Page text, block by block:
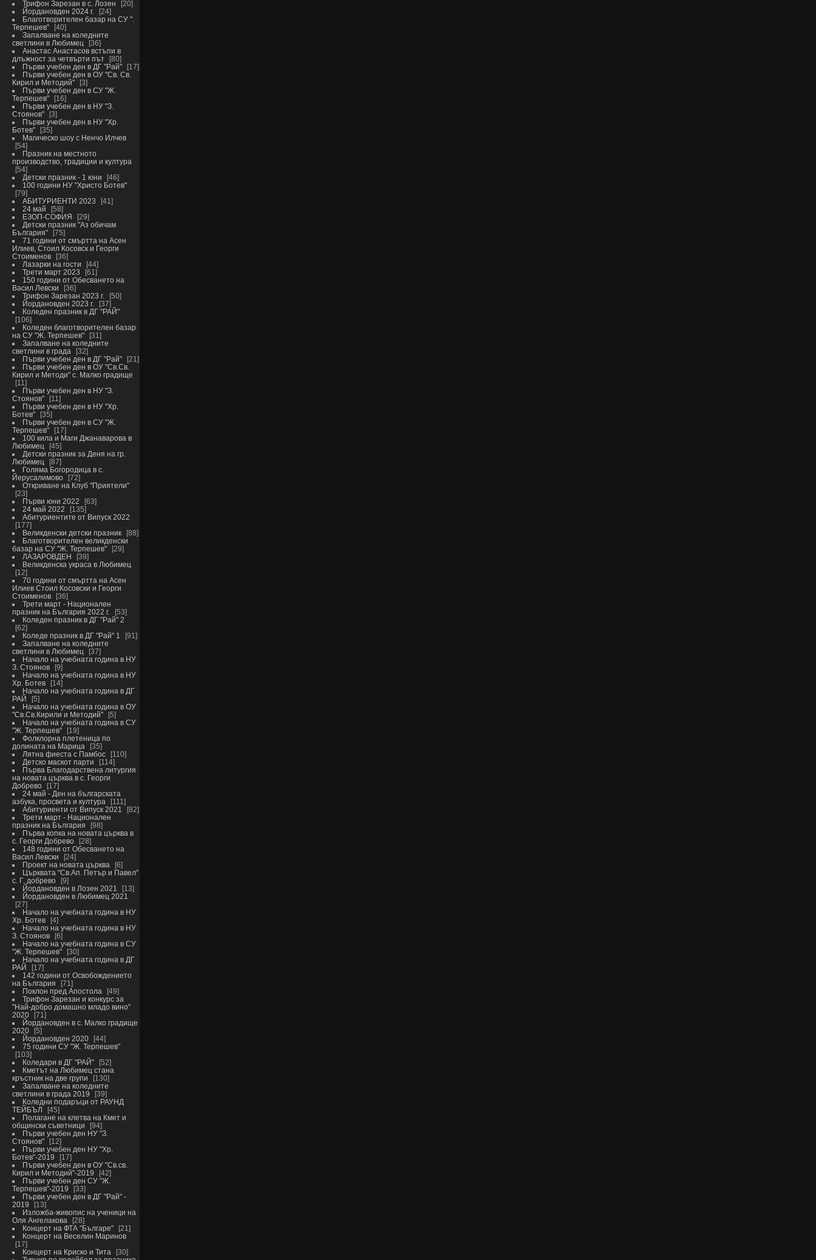
Трифон Зарезан в с. Лозен
20
Йордановден 2024 г.
24
Благотворителен базар на СУ ".
Терпешев"
40
Запалване на коледните
светлини в Любимец
36
Анастас Анастасов встъпи в
длъжност за четвърти път
80
Първи учебен ден в ДГ "Рай"
17
Първи учебен ден в ОУ "Св. Св.
Кирил и Методий"
3
Първи учебен ден в СУ "Ж.
Терпешев"
16
Първи учебен ден в НУ "З.
Стоянов"
3
Първи учебен ден в НУ "Хр.
Ботев"
35
Магическо шоу с Ненчо Илчев
54
Празник на местното
производство, традиции и култура
54
Детски празник - 1 юни
46
100 години НУ "Христо Ботев"
79
АБИТУРИЕНТИ 2023
41
24 май
58
ЕЗОП-СОФИЯ
29
Детски празник "Аз обичам
България"
75
71 години от смъртта на Асен
Илиев, Стоил Косовск и Георги
Стоименов
36
Лазарки на гости
44
Трети март 2023
61
150 години от Обесването на
Васил Левски
36
Трифон Зарезан 2023 г.
50
Йордановден 2023 г.
37
Коледен празник в ДГ "РАЙ"
106
Коледен благотворителен базар
на СУ "Ж. Терпешев"
31
Запалване на коледните
светлини в града
32
Първи учебен ден в ДГ "Рай"
21
Първи учебен ден в ОУ "Св.Св.
Кирил и Методи" с. Малко градище
11
Първи учебен ден в НУ "З.
Стоянов"
11
Първи учебен ден в НУ "Хр.
Ботев"
35
Първи учебен ден в СУ "Ж.
Терпешев"
17
100 кила и Маги Джанаварова в
Любимец
45
Детски празник за Деня на гр.
Любимец
87
Голяма Богородица в с.
Йерусалимово
72
Откриване на Клуб "Приятели"
23
Първи юни 2022
63
24 май 2022
135
Абитуриентите от Випуск 2022
177
Великденски детски празник
88
Благотворителен великденски
базар на СУ "Ж. Терпешев"
29
ЛАЗАРОВДЕН
39
Великденска украса в Любимец
12
70 години от смъртта на Асен
Илиев Стоил Косовски и Георги
Стоименов
36
Трети март - Национален
празник на България 2022 г.
53
Коледен празник в ДГ "Рай" 2
62
Коледе празник в ДГ "Рай" 1
91
Запалване на коледните
светлини в Любимец
37
Начало на учебната година в НУ
З. Стоянов
9
Начало на учебната година в НУ
Хр. Ботев
14
Начало на учебната година в ДГ
РАЙ
5
Начало на учебната година в ОУ
"Св.Св.Кирили и Методий"
5
Начало на учебната година в СУ
"Ж. Терпешев"
19
Фолклорна плетеница по
долината на Марица
35
Лятна фиеста с Памбос
110
Детско маскот парти
114
Първа Благодарствена литургия
на новата църква в с. Георги
Добрево
17
24 май - Ден на българската
азбука, просвета и култура
111
Абитуриенти от Випуск 2021
82
Трети март - Национален
празник на България
98
Първа копка на новата църква в
с. Георги Добрево
28
148 години от Обесването на
Васил Левски
24
Проект на новата църква
6
Църквата "Св.Ап. Петър и Павел"
с. Г. добрево
9
Йордановден в Лозен 2021
13
Йордановден в Любимец 2021
27
Начало на учебната година в НУ
Хр. Ботев
4
Начало на учебната година в НУ
З. Стоянов
6
Начало на учебната година в СУ
"Ж. Терпешев"
30
Начало на учебната година в ДГ
РАЙ
17
142 години от Освобождението
на България
71
Поклон пред Апостола
49
Трифон Зарезан и конкурс за
"Най-добро домашно младо вино"
2020
71
Йордановден в с. Малко градище
2020
5
Йордановден 2020
44
75 години СУ "Ж. Терпешев"
103
Коледари в ДГ "РАЙ"
52
Кметът на Любимец стана
кръстник на две групи
130
Запалване на коледните
светлини в града 2019
39
Коледни подаръци от РАУНД
ТЕЙБЪЛ
45
Полагане на клетва на Кмет и
общински съветници
94
Първи учебен ден НУ "З.
Стоянов"
12
Първи учебен ден НУ "Хр.
Ботев"-2019
17
Първи учебен ден в ОУ "Св.св.
Кирил и Методий"-2019
42
Първи учебен ден СУ "Ж.
Терпешев"-2019
33
Първи учебен ден в ДГ "Рай" -
2019
13
Изложба-живопис на ученици на
Оля Ангелакова
28
Концерт на ФТА "Българе"
21
Концерт на Веселин Маринов
17
Концерт на Криско и Тита
30